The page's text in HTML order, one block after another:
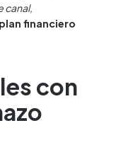
canal,
plan financiero
con